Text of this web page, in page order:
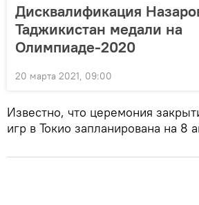
Дисквалификация
Таджикистан медали на
Олимпиаде-2020
20 марта 2021, 09:00
Известно, что церемония
игр в Токио запланирована на 8